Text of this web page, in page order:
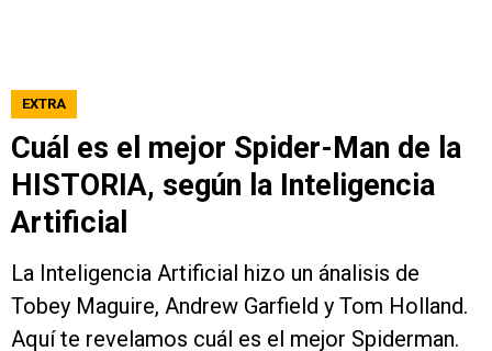
EXTRA
Cuál es el mejor Spider-Man de la
HISTORIA, según la Inteligencia
Artificial
La Inteligencia Artificial hizo un ánalisis de
Tobey Maguire, Andrew Garfield y Tom Holland.
Aquí te revelamos cuál es el mejor Spiderman.